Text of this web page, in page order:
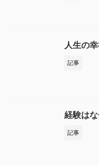
人生の
記事
経験は
記事